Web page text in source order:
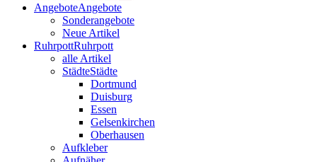
AngeboteAngebote
Sonderangebote
Neue Artikel
RuhrpottRuhrpott
alle Artikel
StädteStädte
Dortmund
Duisburg
Essen
Gelsenkirchen
Oberhausen
Aufkleber